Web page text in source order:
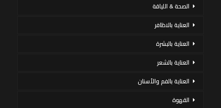
الصحة & اللياقة
العناية بالاظافر
العناية بالبشرة
العناية بالشعر
العناية بالفم والأسنان
القهوة